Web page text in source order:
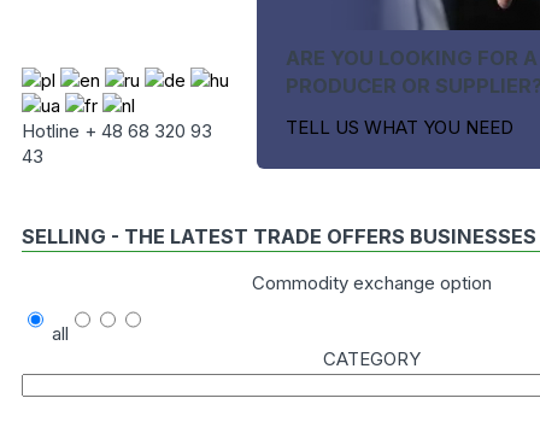
Hotline + 48 68 320 93
43
ARE YOU LOOKING FOR A
PRODUCER OR
TELL US WHAT YOU NEED
SELLING - THE LATEST TRADE OFFERS BUSINESSES
Commodity exchange option
all
CATEGORY